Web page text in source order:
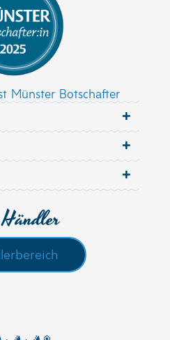
Münster Botschafter